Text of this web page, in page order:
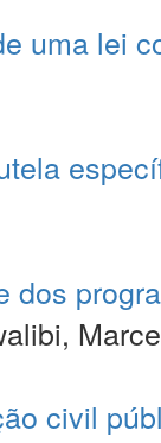
uma lei
dos
civil